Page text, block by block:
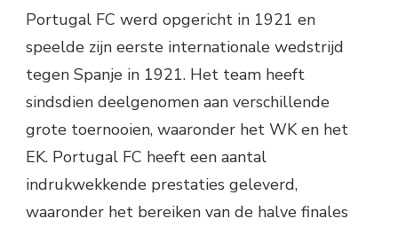
Portugal FC werd opgericht in 1921 en
speelde zijn eerste internationale wedstrijd
tegen Spanje in 1921. Het team heeft
sindsdien deelgenomen aan verschillende
grote toernooien, waaronder het WK en het
EK. Portugal FC heeft een aantal
indrukwekkende prestaties geleverd,
waaronder het bereiken van de halve finales